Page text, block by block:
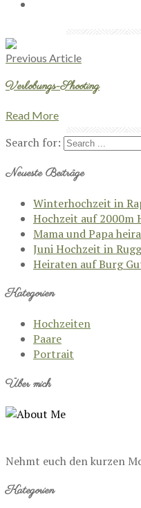
Previous Article
Verlobungs-Shooting
Read More
Search for:
Neueste Beiträge
Winterhochzeit in
Hochzeit auf 2000m
Mama und Papa
Juni Hochzeit in
Heiraten auf Burg
Kategorien
Hochzeiten
Paare
Portrait
Über mich
Nehmt euch den kurzen
Kategorien